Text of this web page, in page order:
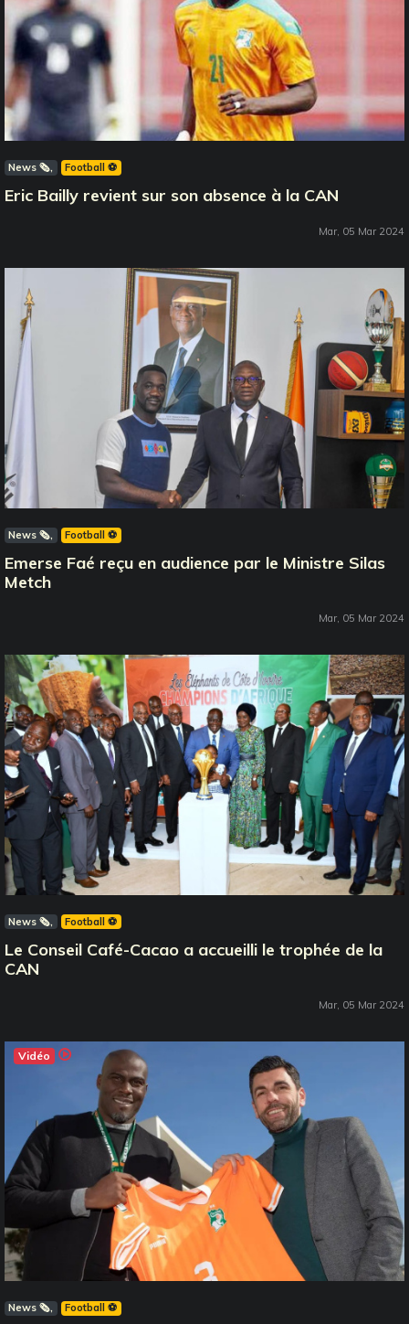
News 🗞️ Football ⚽️
Eric Bailly revient sur son absence à la CAN
Mar, 05 Mar 2024
News 🗞️ Football ⚽️
Emerse Faé reçu en audience par le Ministre Silas
Metch
Mar, 05 Mar 2024
News 🗞️ Football ⚽️
Le Conseil Café-Cacao a accueilli le trophée de la
CAN
Mar, 05 Mar 2024
Vidéo
News 🗞️ Football ⚽️